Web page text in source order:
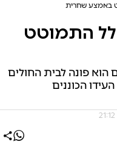
באמצע שחרית
התמוטט
פונה לבית החולים
הכוננים